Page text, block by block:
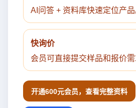
AI问答 + 资料库快速定位产品
快询价
会员可直接提交样品和报价需
开通600元会员，查看完整资料